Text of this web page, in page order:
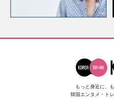
もっと身近に、
韓国エンタメ・ト